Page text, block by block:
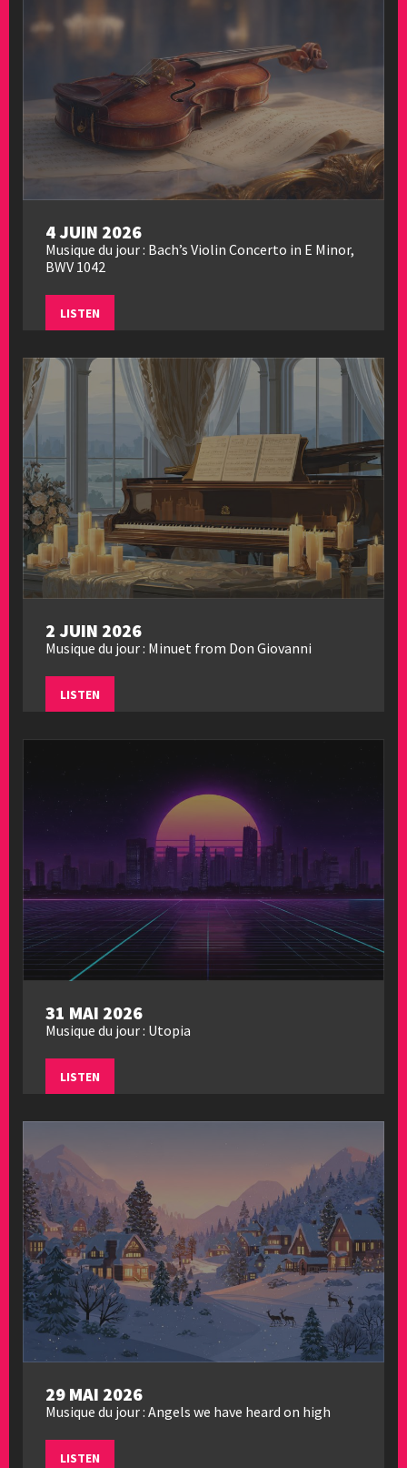
4 JUIN 2026
Musique du jour : Bach’s Violin Concerto in E Minor,
BWV 1042
LISTEN
2 JUIN 2026
Musique du jour : Minuet from Don Giovanni
LISTEN
31 MAI 2026
Musique du jour : Utopia
LISTEN
29 MAI 2026
Musique du jour : Angels we have heard on high
LISTEN